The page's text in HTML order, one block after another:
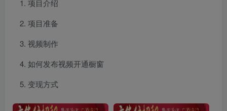
项目介绍
项目准备
视频制作
如何发布视频开通橱窗
变现方式